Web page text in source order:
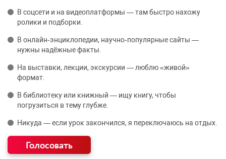
В соцсети и на видеоплатформы — там быстро нахожу
ролики и подборки.
В онлайн‑энциклопедии, научно‑популярные сайты —
нужны надёжные факты.
На выставки, лекции, экскурсии — люблю «живой»
формат.
В библиотеку или книжный — ищу книгу, чтобы
погрузиться в тему глубже.
Никуда — если урок закончился, я переключаюсь на отдых.